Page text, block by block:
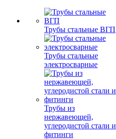
Трубы стальные ВГП
Трубы стальные
электросварные
Трубы из
нержавеющей,
углеродистой стали и
фитинги